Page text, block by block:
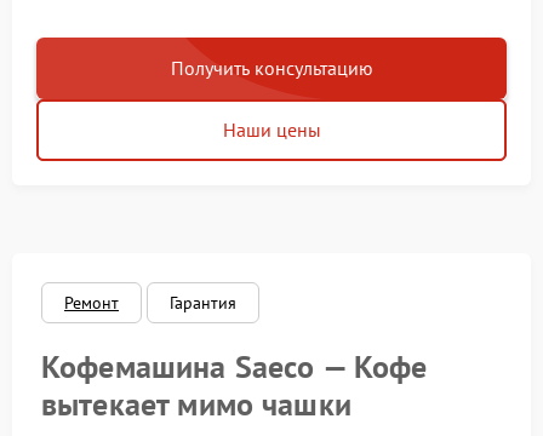
Получить консультацию
Наши цены
Ремонт Гарантия
Кофемашина Saeco — Кофе
вытекает мимо чашки